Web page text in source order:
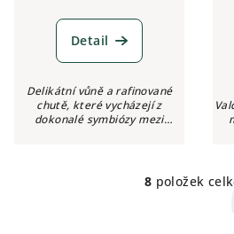
Detail
Delikátní vůně a rafinované
chutě, které vycházejí z
dokonalé symbiózy mezi
O
8 položek